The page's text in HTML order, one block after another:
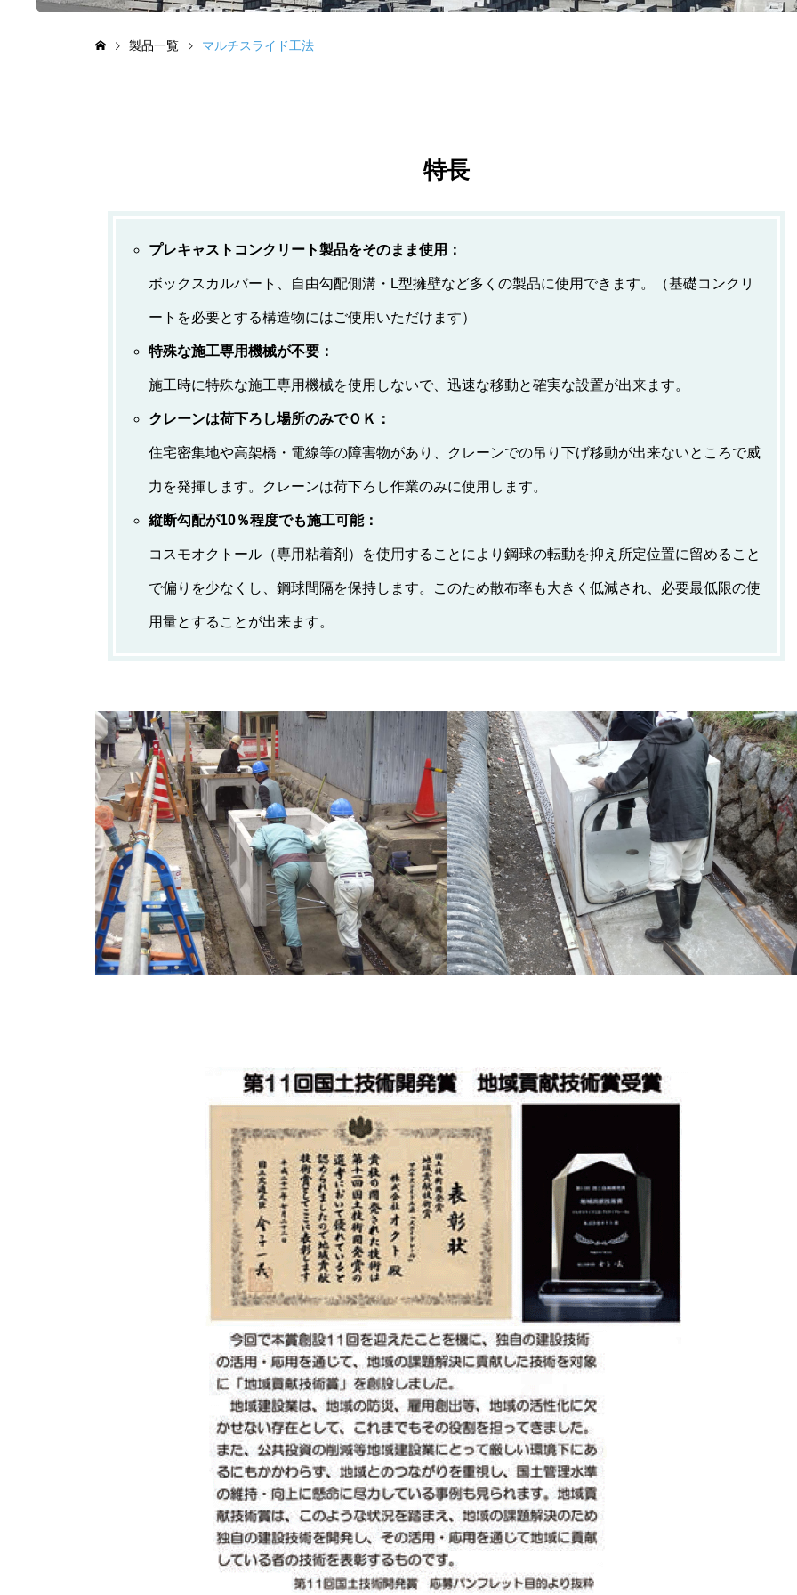
製品一覧 マルチスライド工法
特長
プレキャストコンクリート製品をそのまま使用：
ボックスカルバート、自由勾配側溝・L型擁壁など多くの製品に使用できます。（基礎コンクリ
ートを必要とする構造物にはご使用いただけます）
特殊な施工専用機械が不要：
施工時に特殊な施工専用機械を使用しないで、迅速な移動と確実な設置が出来ます。
クレーンは荷下ろし場所のみでＯＫ：
住宅密集地や高架橋・電線等の障害物があり、クレーンでの吊り下げ移動が出来ないところで威
力を発揮します。クレーンは荷下ろし作業のみに使用します。
縦断勾配が10％程度でも施工可能：
コスモオクトール（専用粘着剤）を使用することにより鋼球の転動を抑え所定位置に留めること
で偏りを少なくし、鋼球間隔を保持します。このため散布率も大きく低減され、必要最低限の使
用量とすることが出来ます。